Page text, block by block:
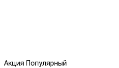
Акция Популярный